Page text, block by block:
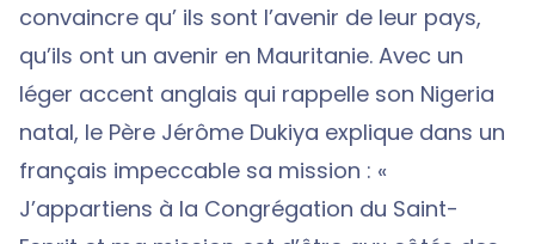
convaincre qu’ ils sont l’avenir de leur pays,
qu’ils ont un avenir en Mauritanie. Avec un
léger accent anglais qui rappelle son Nigeria
natal, le Père Jérôme Dukiya explique dans un
français impeccable sa mission : «
J’appartiens à la Congrégation du Saint-